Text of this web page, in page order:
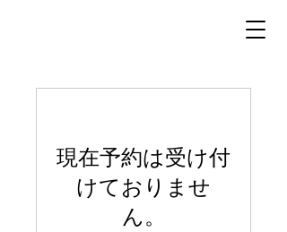
現在予約は受け付
けておりませ
ん。